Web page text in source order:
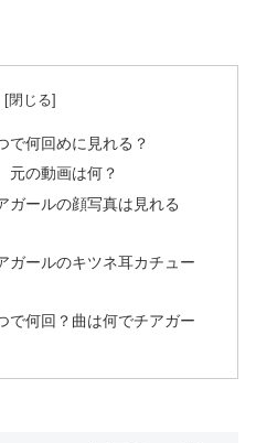
で何回めに見れる？
元の動画は何？
ガールの顔写真は見れる
ガールのキツネ耳カチュー
で何回？曲は何でチアガー